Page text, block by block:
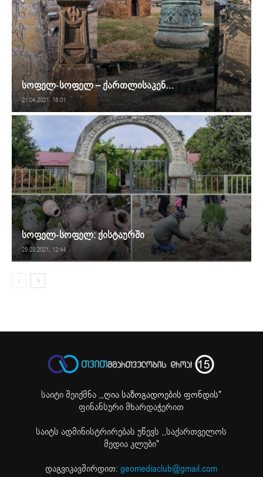
სოფელ-სოფელ – ქართლისაკენ…
21.04.2021. 18:01
სოფელ-სოფელ: ქისტაურში
29.03.2021. 12:44
საიტი შეიქმნა ,„ღია საზოგადოების ფონდის"
ფინანსური მხარდაჭერით
საიტს ადმინისტრირებას უწევს ,,საქართველოს
მედია კლუბი"
დაგვიკავშირდით:geomediaclub@gmail.com